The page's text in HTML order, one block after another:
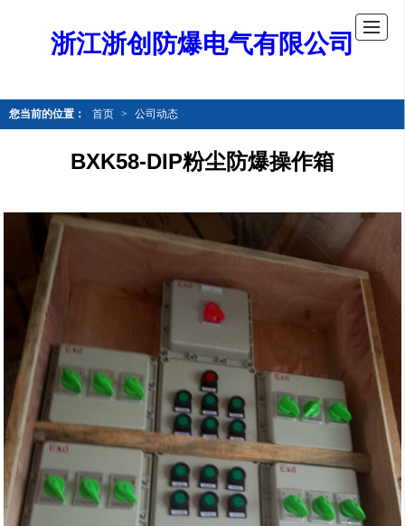
浙江浙创防爆电气有限公司
您当前的位置： 首页 > 公司动态
BXK58-DIP粉尘防爆操作箱